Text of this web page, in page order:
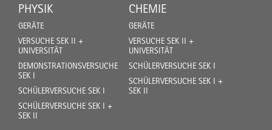
PHYSIK
GERÄTE
VERSUCHE SEK II +
UNIVERSITÄT
DEMONSTRATIONSVERSUCHE
SEK I
SCHÜLERVERSUCHE SEK I
SCHÜLERVERSUCHE SEK I +
SEK II
CHEMIE
GERÄTE
VERSUCHE SEK II +
UNIVERSITÄT
SCHÜLERVERSUCHE SEK I
SCHÜLERVERSUCHE SEK I +
SEK II